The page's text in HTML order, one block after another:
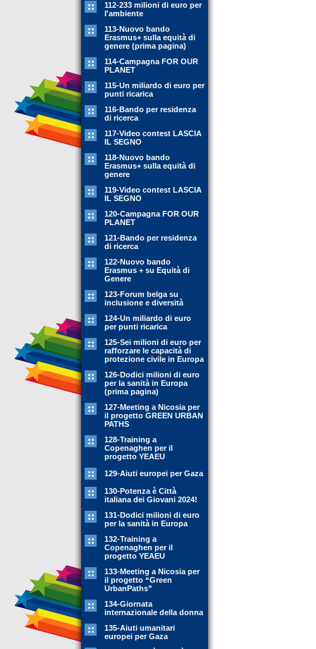
112-233 milioni di euro per
l'ambiente
113-Nuovo bando
Erasmus+ sulla equità di
genere (prima pagina)
114-Campagna FOR OUR
PLANET
115-Un miliardo di euro per
punti ricarica
116-Bando per residenza
di ricerca
117-Video contest LASCIA
IL SEGNO
118-Nuovo bando
Erasmus+ sulla equità di
genere
119-Video contest LASCIA
IL SEGNO
120-Campagna FOR OUR
PLANET
121-Bando per residenza
di ricerca
122-Nuovo bando
Erasmus + su Equità di
Genere
123-Forum belga su
inclusione e diversità
124-Un miliardo di euro
per punti ricarica
125-Sei milioni di euro per
rafforzare le capacità di
protezione civile in Europa
126-Dodici milioni di euro
per la sanità in Europa
(prima pagina)
127-Meeting a Nicosia per
il progetto GREEN URBAN
PATHS
128-Training a
Copenaghen per il
progetto YEAEU
129-Aiuti europei per Gaza
130-Potenza è Città
italiana dei Giovani 2024!
131-Dodici milioni di euro
per la sanità in Europa
132-Training a
Copenaghen per il
progetto YEAEU
133-Meeting a Nicosia per
il progetto “Green
UrbanPaths”
134-Giornata
internazionale della donna
135-Aiuti umanitari
europei per Gaza